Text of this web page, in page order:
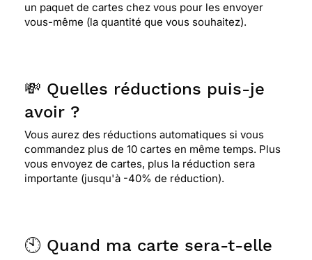
un paquet de cartes chez vous pour les envoyer
vous-même (la quantité que vous souhaitez).
💸 Quelles réductions puis-je
avoir ?
Vous aurez des réductions automatiques si vous
commandez plus de 10 cartes en même temps. Plus
vous envoyez de cartes, plus la réduction sera
importante (jusqu'à -40% de réduction).
🕙 Quand ma carte sera-t-elle